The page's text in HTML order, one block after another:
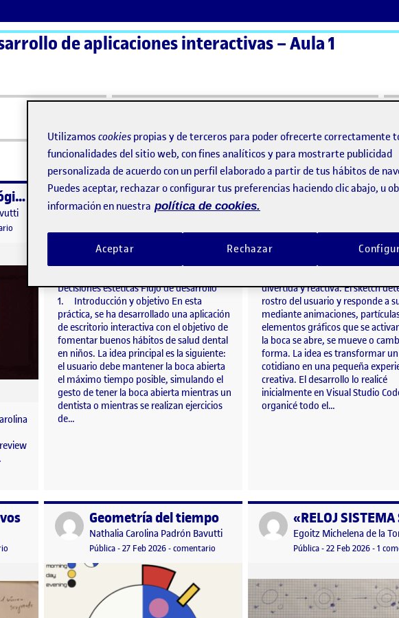
de aplicaciones interactivas – Aula 1
Aplicación odontológica Healthysmile- «El dentista oveja»
9:32 am
Publicado por Reto 2. Desktop App – Interacción con cámara
Publicado por
Ramón Pérez Martín
Índice Introducción y objetivo Decisiones
técnicas librería de reconocimiento
Decisiones estéticas Flujo de desarrollo
1. Introducción y objetivo En esta
práctica, se ha desarrollado una aplicación
de escritorio interactiva con el objetivo de
fomentar buenos hábitos de salud dental
en niños. La idea principal es la siguiente:
el usuario debe mantener la boca abierta
el máximo tiempo posible, simulando el
gesto de tener la boca abierta mientras un
dentista o mientras se realizan ejercicios
de…
Este proyecto es una pieza
creada con p5.js, pensada para
divertida y reactiva. El sketch
rostro del usuario y responde a
mediante animaciones,
elementos gráficos que se
la boca se abre, se mueve o
forma. La idea es transformar
cotidiano en una pequeña
creativa. El desarrollo lo realicé
inicialmente en Visual Studio
organicé todo el…
en PR1 – Relojes creativos
Publicado porGeometría del tiempo
Publicado por
Nathalia Carolina Padrón Bavutti
Visibilidad:
Pública-Fecha de publicación
27 Feb 20262 marzo, 2026 1:36 pm
-comentario en Geometría del tiempo
Publicado por
Publicado por
Egoitz Michelena de la
Visibilidad:
Pública-Fecha de
22 Feb 202622
-1
Utilizamos cookies propias y de terceros para poder ofrecerte correctamente
funcionalidades del sitio web, con fines analíticos y para mostrarte publicidad
personalizada de acuerdo con un perfil elaborado a partir de tus hábitos de
Puedes aceptar, rechazar o configurar tus preferencias haciendo clic abajo, u
información en nuestra política de cookies.
Rechazar
Aceptar